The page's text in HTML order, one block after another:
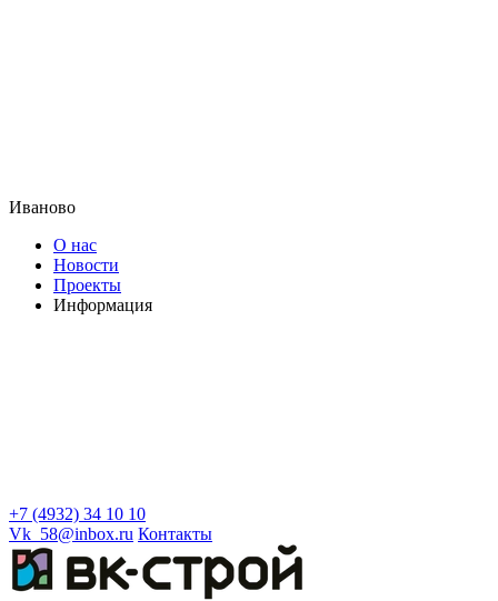
Иваново
О нас
Новости
Проекты
Информация
+7 (4932) 34 10 10
Vk_58@inbox.ru Контакты